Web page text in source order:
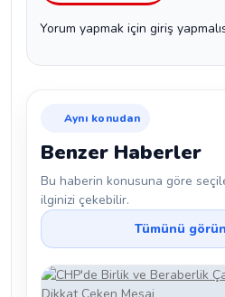
Yorum yapmak için giriş
Aynı konudan
Benzer Haberler
Bu haberin konusuna göre
ilginizi çekebilir.
Tümünü